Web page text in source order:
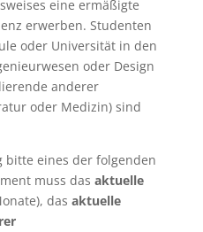
eine ermäßigte
erwerben. Studenten
oder Universität in den
oder Design
anderer
oder Medizin) sind
bitte eines der folgenden
muss das aktuelle
das aktuelle